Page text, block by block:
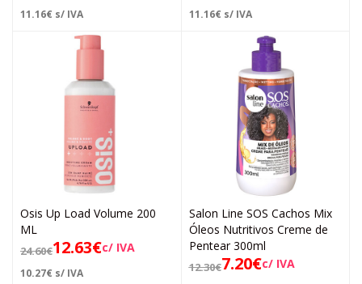
11.16€ s/ IVA 11.16€ s/ IVA
Osis Up Load Volume 200
ML
24.60€12.63€c/ IVA
10.27€ s/ IVA
Salon Line SOS Cachos Mix
Óleos Nutritivos Creme de
Pentear 300ml
12.30€7.20€c/ IVA